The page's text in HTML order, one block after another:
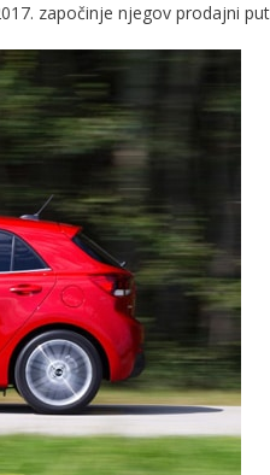
započinje njegov prodajni